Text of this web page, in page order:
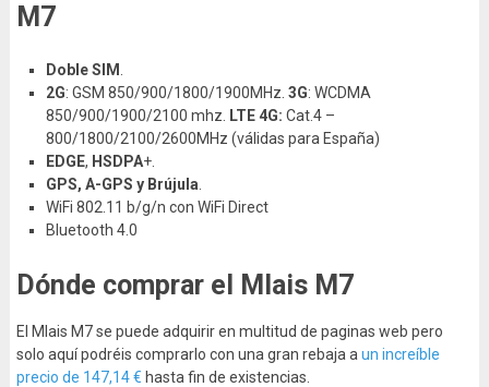
M7
Doble SIM
2G: GSM 850/900/1800/1900MHz. 3G: WCDMA
850/900/1900/2100 mhz.
LTE 4G: Cat.4 –
800/1800/2100/2600MHz (válidas para España)
EDGE, HSDPA+.
GPS, A-GPS y Brújula
WiFi 802.11 b/g/n con WiFi Direct
Bluetooth 4.0
Dónde comprar el Mlais M7
El Mlais M7 se puede adquirir en multitud de paginas web pero
solo aquí podréis comprarlo con una gran rebaja a un increíble
precio de 147,14 € hasta fin de existencias.